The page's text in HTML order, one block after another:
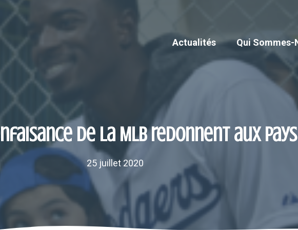
Actualités Qui Sommes-
de la MLB redonnent aux
25 juillet 2020